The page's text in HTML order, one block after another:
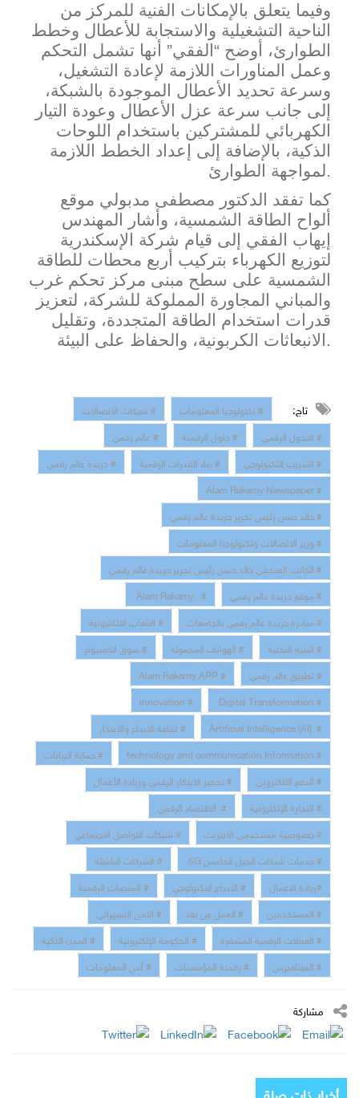
وفيما يتعلق بالإمكانات الفنية للمركز من
الناحية التشغيلية والاستجابة للأعطال وخطط
الطوارئ، أوضح “الفقي” أنها تشمل التحكم
وعمل المناورات اللازمة لإعادة التشغيل،
وسرعة تحديد الأعطال الموجودة بالشبكة،
إلى جانب سرعة عزل الأعطال وعودة التيار
الكهربائي للمشتركين باستخدام اللوحات
الذكية، بالإضافة إلى إعداد الخطط اللازمة
لمواجهة الطوارئ.
كما تفقد الدكتور مصطفى مدبولي موقع
ألواح الطاقة الشمسية، وأشار المهندس
إيهاب الفقي إلى قيام شركة الإسكندرية
لتوزيع الكهرباء بتركيب أربع محطات للطاقة
الشمسية على سطح مبنى مركز تحكم غرب
والمباني المجاورة المملوكة للشركة، لتعزيز
قدرات استخدام الطاقة المتجددة، وتقليل
الانبعاثات الكربونية، والحفاظ على البيئة.
تاج: # تكنولوجيا المعلومات
# شبكات الاتصالات
# التحول الرقمي
# حلول الرقمنة
# عالم رقمي
# التدريب التكنولوجي
# بناء القدرات الرقمية
# جريدة عالم رقمي
# Alam Rakamy Newspaper
# خالد حسن رئيس تحرير جريدة عالم رقمي
# وزير الاتصالات وتكنولوجيا المعلومات
# الكاتب الصحفي خالد حسن رئيس تحرير جريدة عالم رقمي
# موقع جريدة عالم رقمي
# Alam Rakamy
# مبادرة جريدة عالم رقمي بالجامعات
# الالعاب الالكترونية
# البنية التحتية
# الهواتف المحمولة
# سوق الكمبيوتر
# تطبيق عالم رقمي
# Alam Rakamy APP
# Digital Transformation
# innovation
# Artificial Intelligence (AI)
# ثقافة الابداع والابتكار
# technology and communication Information
# حماية البيانات
# الدفع الالكتروني
# تحفيز الابتكار الرقمي وريادة الأعمال
# التجارة الإلكترونية
# الاقتصاد الرقمي
# خصوصية مستخدمى الانترنت
# شبكات التواصل الاجتماعي
# خدمات شبكات الجيل الخامس 5G
# الشركات الناشئة
#ريادة الاعمال
# الابداع التكنولوجي
# المنصات الرقمية
# المستخدمين
# العمل عن بعد
# الامن السبيراني
# العملات الرقمية المشفرة
# الحكومة الإلكترونية
# المدن الذكية
# الميتافيرس
# رقمنة المؤسسات # أمن المعلومات
مشاركة